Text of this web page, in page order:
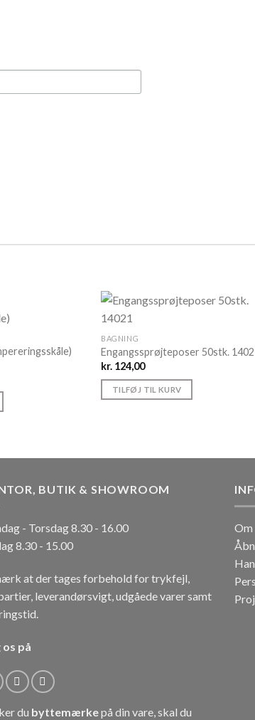
BAGNING
Engangssprøjteposer 50stk.
kr. 124,00
TILFØJ TIL KURV
BUTIK & SHOWROOM
- Torsdag 8.30 - 16.00
8.30 - 15.00
at der tages forbehold for trykfejl,
leverandørsvigt, udgåede varer samt
os på
du byttemærkepå din vare, skal du
Om